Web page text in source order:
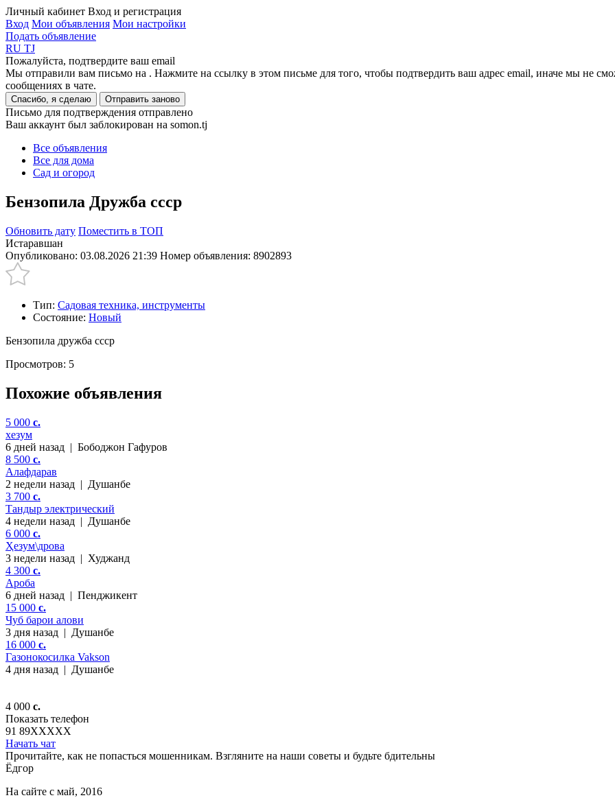
Личный кабинет Вход и регистрация
Вход Мои объявления Мои настройки
Подать объявление
RU TJ
Пожалуйста, подтвердите ваш email
Мы отправили вам письмо на . Нажмите на ссылку в этом письме для того, чтобы подтвердить ваш адрес email, иначе мы не
сообщениях в чате.
Спасибо, я сделаю Отправить заново
Письмо для подтверждения отправлено
Ваш аккаунт был заблокирован на somon.tj
Все объявления
Все для дома
Сад и огород
Бензопила Дружба ссср
Обновить дату Поместить в ТОП
Истаравшан
Опубликовано: 03.08.2026 21:39 Номер объявления: 8902893
Тип: Садовая техника, инструменты
Состояние: Новый
Бензопила дружба ссср
Просмотров: 5
Похожие объявления
5 000 c.
хезум
6 дней назад | Бободжон Гафуров
8 500 c.
Алафдарав
2 недели назад | Душанбе
3 700 c.
Тандыр электрический
4 недели назад | Душанбе
6 000 c.
Ҳезум\дрова
3 недели назад | Худжанд
4 300 c.
Ароба
6 дней назад | Пенджикент
15 000 c.
Чуб барои алови
3 дня назад | Душанбе
16 000 c.
Газонокосилка Vakson
4 дня назад | Душанбе
4 000 c.
Показать телефон
91 89XXXXX
Начать чат
Прочитайте, как не попасться мошенникам. Взгляните на наши советы и будьте бдительны
Ёдгор
На сайте с май, 2016